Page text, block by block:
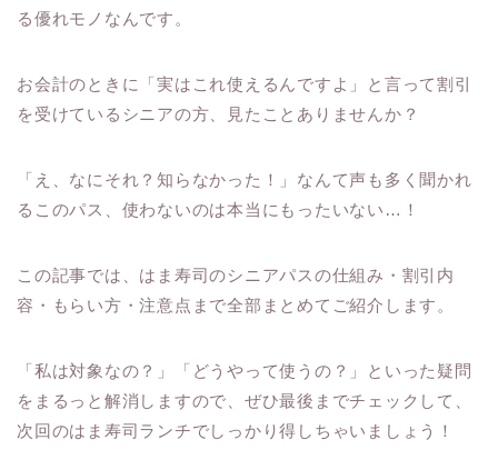
る優れモノなんです。
お会計のときに「実はこれ使えるんですよ」と言って割引
を受けているシニアの方、見たことありませんか？
「え、なにそれ？知らなかった！」なんて声も多く聞かれ
るこのパス、使わないのは本当にもったいない…！
この記事では、はま寿司のシニアパスの仕組み・割引内
容・もらい方・注意点まで全部まとめてご紹介します。
「私は対象なの？」「どうやって使うの？」といった疑問
をまるっと解消しますので、ぜひ最後までチェックして、
次回のはま寿司ランチでしっかり得しちゃいましょう！